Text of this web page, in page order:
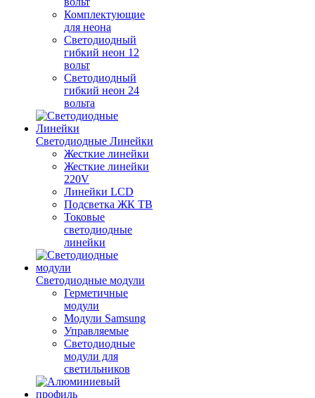
Комплектующие
для неона
Светодиодный
гибкий неон 12
вольт
Светодиодный
гибкий неон 24
вольта
Светодиодные Линейки
Жесткие линейки
Жесткие линейки
220V
Линейки LCD
Подсветка ЖК ТВ
Токовые
светодиодные
линейки
Светодиодные модули
Герметичные
модули
Модули Samsung
Управляемые
Светодиодные
модули для
светильников